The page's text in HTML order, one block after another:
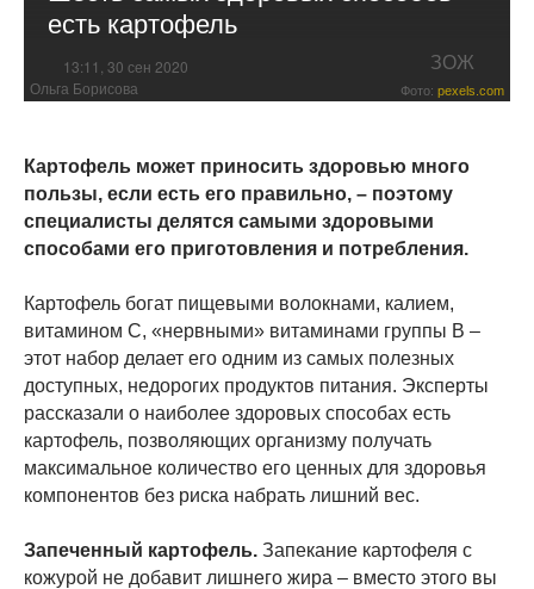
есть картофель
13:11, 30 сен 2020 ЗОЖ
Ольга Борисова Фото: pexels.com
Картофель может приносить здоровью много
пользы, если есть его правильно, – поэтому
специалисты делятся самыми здоровыми
способами его приготовления и потребления.
Картофель богат пищевыми волокнами, калием,
витамином С, «нервными» витаминами группы В –
этот набор делает его одним из самых полезных
доступных, недорогих продуктов питания. Эксперты
рассказали о наиболее здоровых способах есть
картофель, позволяющих организму получать
максимальное количество его ценных для здоровья
компонентов без риска набрать лишний вес.
Запеченный картофель. Запекание картофеля с
кожурой не добавит лишнего жира – вместо этого вы